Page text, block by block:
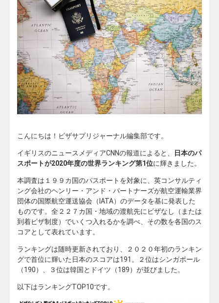
こんにちは！ビザサプリジャーナル編集部です。
イギリスのニュースメディアCNNの報道によると、
日本のパ
スポートが2020年度の世界ランキング第1位に輝きました。
本調査は１９９カ国のパスポートを対象に、英コンサルティ
ング会社のヘンリー・アンド・パートナーズが航空運輸業界
団体の国際航空運送協会（IATA）のデータを基に発表した
ものです。全２２７カ国・地域の渡航先にビザなし（または
到着ビザ制度）でいくつ入れるかを調べ、その数を各国のス
コアとして表れています。
ランキングは随時更新されており、２０２０年初のランキン
グで首位に輝いた日本のスコアは191。２位はシンガポール
（190）、３位は韓国とドイツ（189）が並びました。
以下はランキングTOP10です。